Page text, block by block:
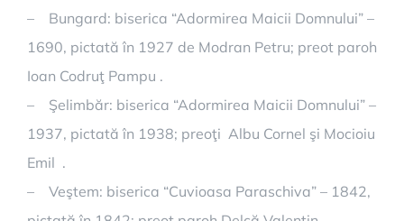
– Bungard: biserica “Adormirea Maicii Domnului” –
1690, pictată în 1927 de Modran Petru; preot paroh
Ioan Codruţ Pampu .
– Şelimbăr: biserica “Adormirea Maicii Domnului” –
1937, pictată în 1938; preoţi Albu Cornel şi Mocioiu
Emil .
– Veştem: biserica “Cuvioasa Paraschiva” – 1842,